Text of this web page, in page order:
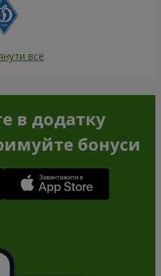
все
в додатку
бонуси